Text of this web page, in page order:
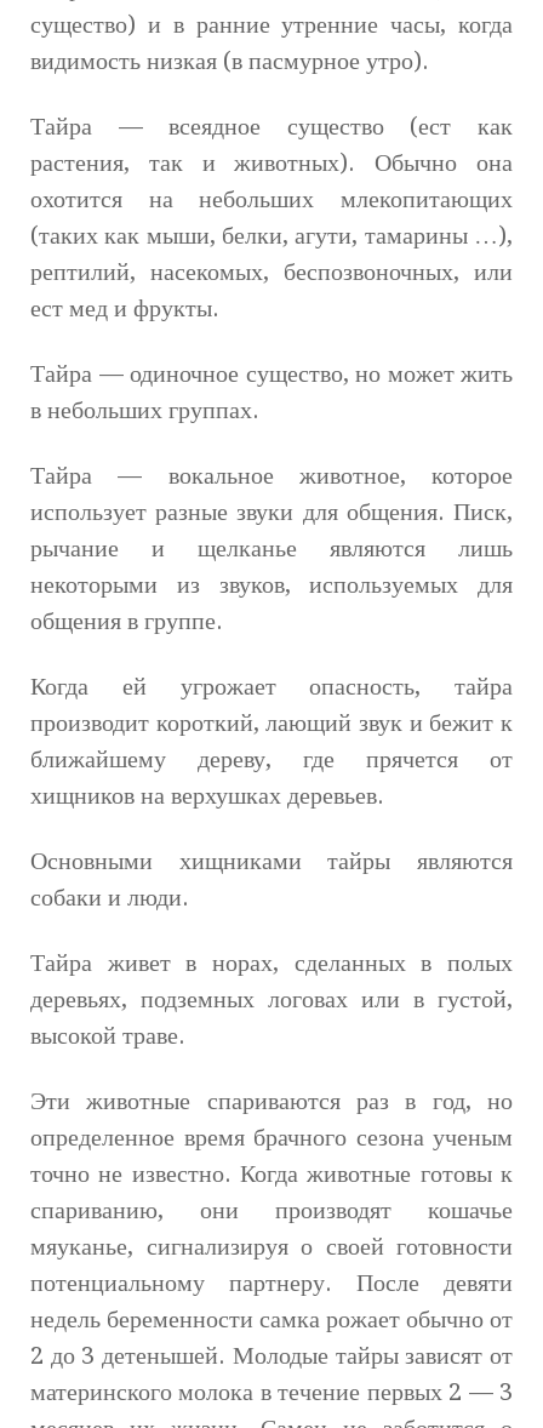
существо) и в ранние утренние часы, когда
видимость низкая (в пасмурное утро).
Тайра — всеядное существо (ест как
растения, так и животных). Обычно она
охотится на небольших млекопитающих
(таких как мыши, белки, агути, тамарины …),
рептилий, насекомых, беспозвоночных, или
ест мед и фрукты.
Тайра — одиночное существо, но может жить
в небольших группах.
Тайра — вокальное животное, которое
использует разные звуки для общения. Писк,
рычание и щелканье являются лишь
некоторыми из звуков, используемых для
общения в группе.
Когда ей угрожает опасность, тайра
производит короткий, лающий звук и бежит к
ближайшему дереву, где прячется от
хищников на верхушках деревьев.
Основными хищниками тайры являются
собаки и люди.
Тайра живет в норах, сделанных в полых
деревьях, подземных логовах или в густой,
высокой траве.
Эти животные спариваются раз в год, но
определенное время брачного сезона ученым
точно не известно. Когда животные готовы к
спариванию, они производят кошачье
мяуканье, сигнализируя о своей готовности
потенциальному партнеру. После девяти
недель беременности самка рожает обычно от
2 до 3 детенышей. Молодые тайры зависят от
материнского молока в течение первых 2 — 3